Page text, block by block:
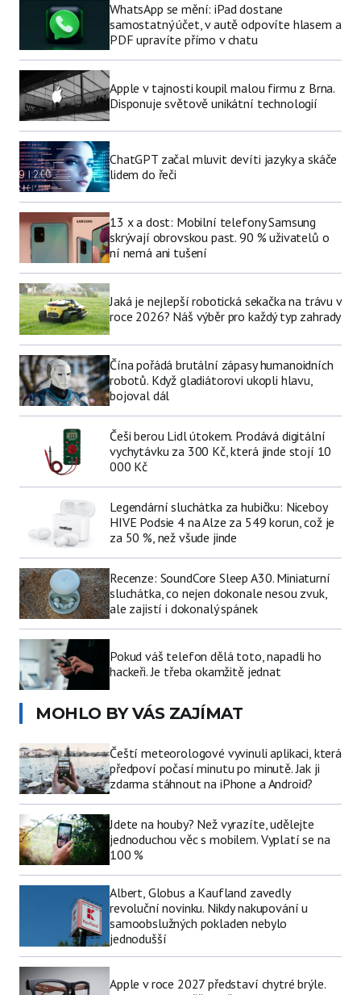
WhatsApp se mění: iPad dostane
samostatný účet, v autě odpovíte hlasem a
PDF upravíte přímo v chatu
Apple v tajnosti koupil malou firmu z Brna.
Disponuje světově unikátní technologií
ChatGPT začal mluvit devíti jazyky a skáče
lidem do řeči
13 x a dost: Mobilní telefony Samsung
skrývají obrovskou past. 90 % uživatelů o
ní nemá ani tušení
Jaká je nejlepší robotická sekačka na trávu v
roce 2026? Náš výběr pro každý typ zahrady
Čína pořádá brutální zápasy humanoidních
robotů. Když gladiátorovi ukopli hlavu,
bojoval dál
Češi berou Lidl útokem. Prodává digitální
vychytávku za 300 Kč, která jinde stojí 10
000 Kč
Legendární sluchátka za hubičku: Niceboy
HIVE Podsie 4 na Alze za 549 korun, což je
za 50 %, než všude jinde
Recenze: SoundCore Sleep A30. Miniaturní
sluchátka, co nejen dokonale nesou zvuk,
ale zajistí i dokonalý spánek
Pokud váš telefon dělá toto, napadli ho
hackeři. Je třeba okamžitě jednat
MOHLO BY VÁS ZAJÍMAT
Čeští meteorologové vyvinuli aplikaci, která
předpoví počasí minutu po minutě. Jak ji
zdarma stáhnout na iPhone a Android?
Jdete na houby? Než vyrazíte, udělejte
jednoduchou věc s mobilem. Vyplatí se na
100 %
Albert, Globus a Kaufland zavedly
revoluční novinku. Nikdy nakupování u
samoobslužných pokladen nebylo
jednodušší
Apple v roce 2027 představí chytré brýle.